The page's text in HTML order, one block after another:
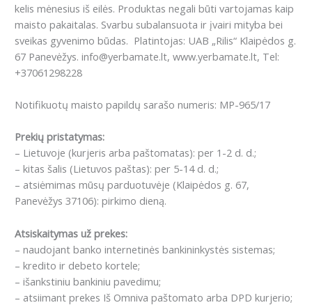
kelis mėnesius iš eilės. Produktas negali būti vartojamas kaip
maisto pakaitalas. Svarbu subalansuota ir įvairi mityba bei
sveikas gyvenimo būdas. Platintojas: UAB „Rilis“ Klaipėdos g.
67 Panevėžys. info@yerbamate.lt, www.yerbamate.lt, Tel:
+37061298228
Notifikuotų maisto papildų sarašo numeris: MP-965/17
Prekių pristatymas:
– Lietuvoje (kurjeris arba paštomatas): per 1-2 d. d.;
– kitas šalis (Lietuvos paštas): per 5-14 d. d.;
– atsiėmimas mūsų parduotuvėje (Klaipėdos g. 67,
Panevėžys 37106): pirkimo dieną.
Atsiskaitymas už prekes:
– naudojant banko internetinės bankininkystės sistemas;
– kredito ir debeto kortele;
– išankstiniu bankiniu pavedimu;
– atsiimant prekes Iš Omniva paštomato arba DPD kurjerio;